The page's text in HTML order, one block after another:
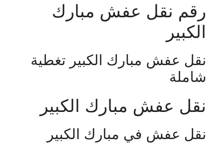
رقم نقل عفش مبارك
الكبير
نقل عفش مبارك الكبير تغطية
شاملة
نقل عفش مبارك الكبير
نقل عفش في مبارك الكبير